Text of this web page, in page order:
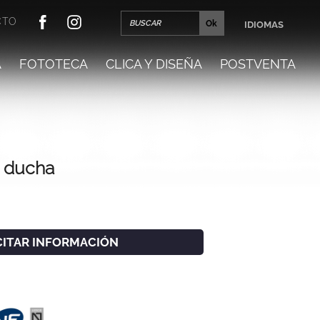
FOTOTECA CLICA Y DISEÑA POSTVENTA
IDIOMAS
INFORMACIÓN